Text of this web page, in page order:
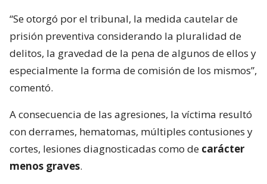
“Se otorgó por el tribunal, la medida cautelar de
prisión preventiva considerando la pluralidad de
delitos, la gravedad de la pena de algunos de ellos y
especialmente la forma de comisión de los mismos”,
comentó.
A consecuencia de las agresiones, la víctima resultó
con derrames, hematomas, múltiples contusiones y
cortes, lesiones diagnosticadas como de carácter
menos graves.